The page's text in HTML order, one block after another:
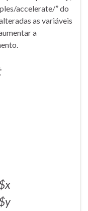
accelerate/” do
as variáveis
a